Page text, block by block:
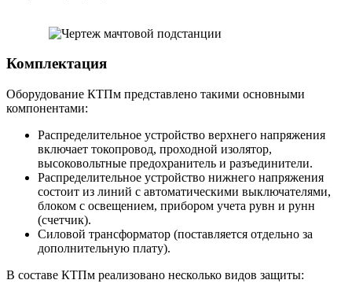
Комплектация
Оборудование КТПм представлено такими основными
компонентами:
Распределительное устройство верхнего напряжения
включает токопровод, проходной изолятор,
высоковольтные предохранитель и разъединители.
Распределительное устройство нижнего напряжения
состоит из линий с автоматическими выключателями,
блоком с освещением, прибором учета рувн и рунн
(счетчик).
Силовой трансформатор (поставляется отдельно за
дополнительную плату).
В составе КТПм реализовано несколько видов защиты: